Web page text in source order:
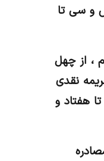
و سی تا
، از چهل
نقدی
هفتاد و